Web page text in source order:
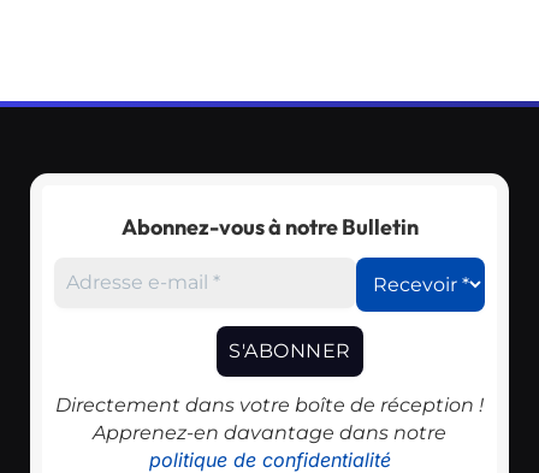
Abonnez-vous à notre Bulletin
Directement dans votre boîte de réception !
Apprenez-en davantage dans notre
politique de confidentialité